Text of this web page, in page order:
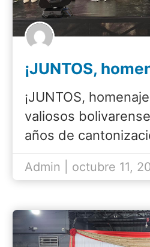
¡JUNTOS,
los 112 años de
cantonización!
¡JUNTOS,
valiosos
años de
Admin | octubre 11,